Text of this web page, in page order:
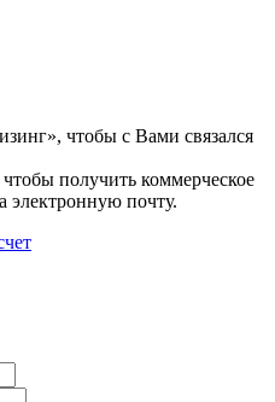
чтобы с Вами связался
получить коммерческое
электронную почту.